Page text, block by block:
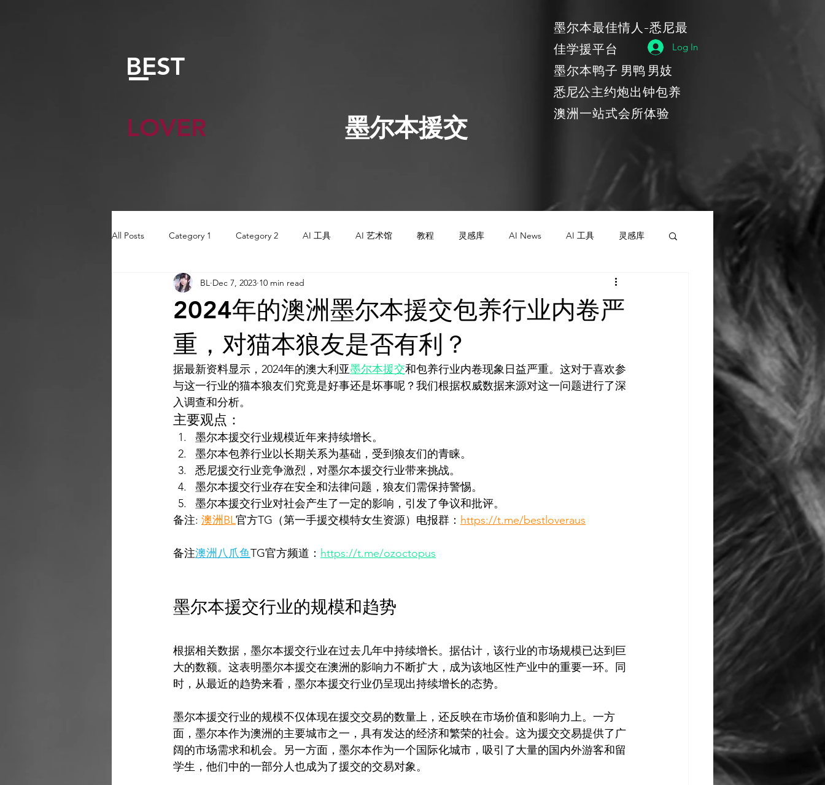
BEST
LOVER 墨尔本援交
​墨尔本最佳情人-悉尼最
佳学援平台
​墨尔本鸭子 男鸭 男妓
​悉尼公主约炮出钟包养
​澳洲一站式会所体验
Log In
All Posts Category 1 Category 2 AI 工具 AI 艺术馆 教程 灵感库 AI News AI 工具 灵感库
AI 工具 AI Tool AI 工具 教程
AI 新闻 AI 工具 AI 艺术馆 教程 灵感库 AI 新闻
2024年的澳洲墨尔本援交包养行业内卷严
重，对猫本狼友是否有利？
BL Dec 7, 2023 10 min read
据最新资料显示，2024年的澳大利亚墨尔本援交和包养行业内卷现象日益严重。这对于喜欢参
与这一行业的猫本狼友们究竟是好事还是坏事呢？我们根据权威数据来源对这一问题进行了深
入调查和分析。
主要观点：
墨尔本援交行业规模近年来持续增长。
墨尔本包养行业以长期关系为基础，受到狼友们的青睐。
悉尼援交行业竞争激烈，对墨尔本援交行业带来挑战。
墨尔本援交行业存在安全和法律问题，狼友们需保持警惕。
墨尔本援交行业对社会产生了一定的影响，引发了争议和批评。
备注: 澳洲BL官方TG（第一手援交模特女生资源）电报群： https://t.me/bestloveraus
备注澳洲八爪鱼TG官方频道： https://t.me/ozoctopus
墨尔本援交行业的规模和趋势
根据相关数据，墨尔本援交行业在过去几年中持续增长。据估计，该行业的市场规模已达到巨
大的数额。这表明墨尔本援交在澳洲的影响力不断扩大，成为该地区性产业中的重要一环。同
时，从最近的趋势来看，墨尔本援交行业仍呈现出持续增长的态势。
墨尔本援交行业的规模不仅体现在援交交易的数量上，还反映在市场价值和影响力上。一方
面，墨尔本作为澳洲的主要城市之一，具有发达的经济和繁荣的社会。这为援交交易提供了广
阔的市场需求和机会。另一方面，墨尔本作为一个国际化城市，吸引了大量的国内外游客和留
学生，他们中的一部分人也成为了援交的交易对象。